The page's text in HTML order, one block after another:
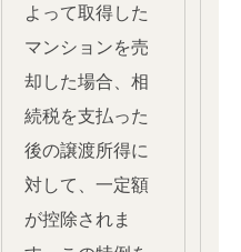
よって取得した
マンションを売
却した場合、相
続税を支払った
後の譲渡所得に
対して、一定額
が控除されま